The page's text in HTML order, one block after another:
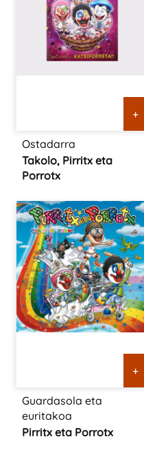
+
Ostadarra
Takolo, Pirritx eta
Porrotx
+
Guardasola eta
euritakoa
Pirritx eta Porrotx